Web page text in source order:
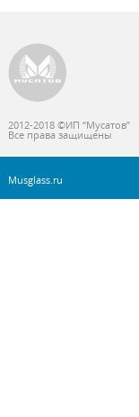
2012-2018 ©ИП “Мусатов”
Все права защищены
Musglass.ru